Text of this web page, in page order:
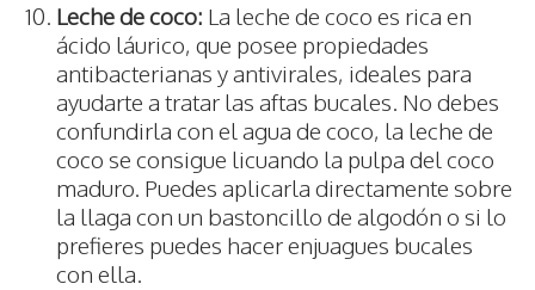
Leche de coco: La leche de coco es rica en
ácido láurico, que posee propiedades
antibacterianas y antivirales, ideales para
ayudarte a tratar las aftas bucales. No debes
confundirla con el agua de coco, la leche de
coco se consigue licuando la pulpa del coco
maduro. Puedes aplicarla directamente sobre
la llaga con un bastoncillo de algodón o si lo
prefieres puedes hacer enjuagues bucales
con ella.